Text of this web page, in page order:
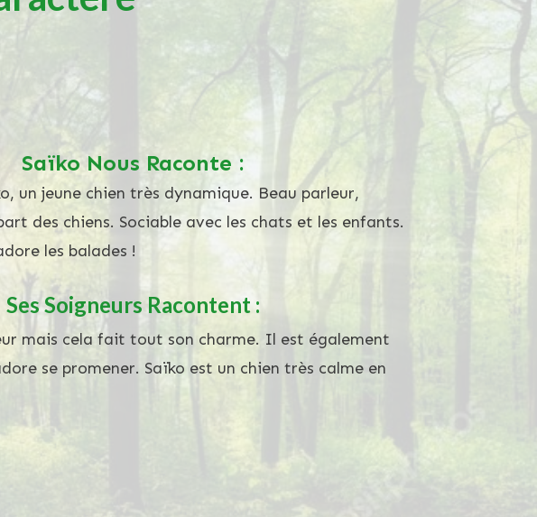
Saïko Nous Raconte :
un jeune chien très dynamique. Beau parleur,
des chiens. Sociable avec les chats et les enfants.
les balades !
Ses Soigneurs Racontent :
mais cela fait tout son charme. Il est également
se promener. Saïko est un chien très calme en